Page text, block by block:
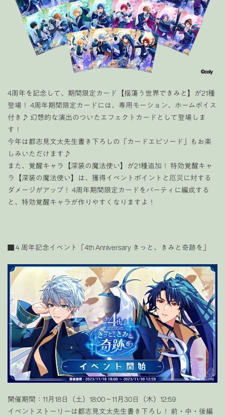
4周年を記念して、期間限定カード【揺蕩う世界できみと】が21種
登場！ 4周年期間限定カードには、専用モーション、ホームボイス
付き♪ 幻想的な演出のついたエフェクトカードとして登場しま
す！
今年は都志見文太先生書き下ろしの「カードエピソード」もお楽
しみいただけます♪
また、覚醒キャラ【深装の魔法使い】が21種追加！ 特効覚醒キャ
ラ【深装の魔法使い】は、獲得イベントポイントと厄災に対する
ダメージがアップ！ 4周年期間限定カードをパーティに編成する
と、特効覚醒キャラが作りやすくなりますよ！
■４周年記念イベント 「4th Anniversary きっと、きみと奇跡を 」
開催期間：11月18日（土）18:00〜11月30日（木）12:59
イベントストーリーは都志見文太先生書き下ろし！ 前・中・後編